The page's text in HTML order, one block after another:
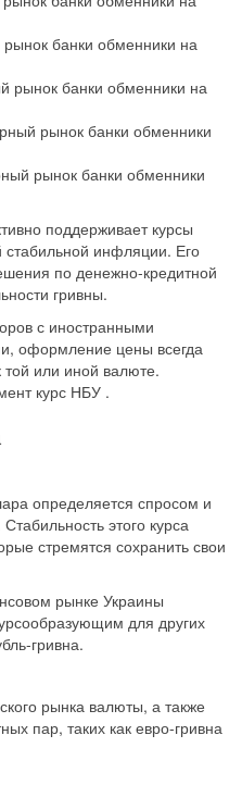
банки обменники на
рынок банки обменники на
рынок банки обменники
рынок банки обменники
поддерживает курсы
стабильной инфляции. Его
по денежно-кредитной
гривны.
с иностранными
оформление цены всегда
той или иной валюте.
курс НБУ .
определяется спросом и
этого курса
стремятся сохранить свои
рынке Украины
для других
гривна.
рынка валюты, а также
пар, таких как евро-гривна